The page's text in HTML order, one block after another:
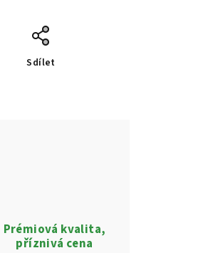
Sdílet
Prémiová kvalita,
příznivá cena